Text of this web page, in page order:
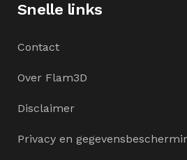
Snelle links
Contact
Over Flam3D
Disclaimer
Privacy en